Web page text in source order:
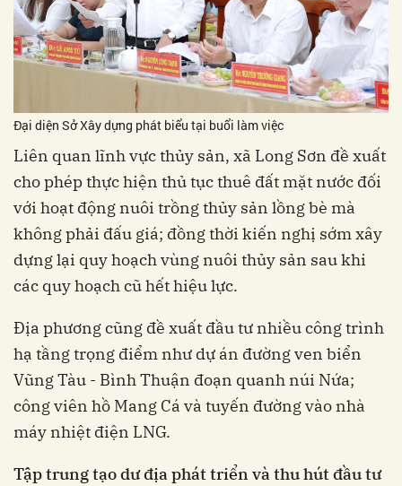
Đại diện Sở Xây dựng phát biểu tại buổi làm việc
Liên quan lĩnh vực thủy sản, xã Long Sơn đề xuất
cho phép thực hiện thủ tục thuê đất mặt nước đối
với hoạt động nuôi trồng thủy sản lồng bè mà
không phải đấu giá; đồng thời kiến nghị sớm xây
dựng lại quy hoạch vùng nuôi thủy sản sau khi
các quy hoạch cũ hết hiệu lực.
Địa phương cũng đề xuất đầu tư nhiều công trình
hạ tầng trọng điểm như dự án đường ven biển
Vũng Tàu - Bình Thuận đoạn quanh núi Nứa;
công viên hồ Mang Cá và tuyến đường vào nhà
máy nhiệt điện LNG.
Tập trung tạo dư địa phát triển và thu hút đầu tư